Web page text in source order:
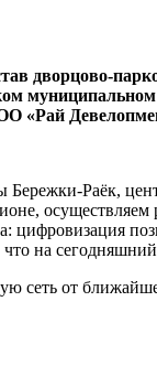
дворцово-
«Рай
Раёк,
на
от